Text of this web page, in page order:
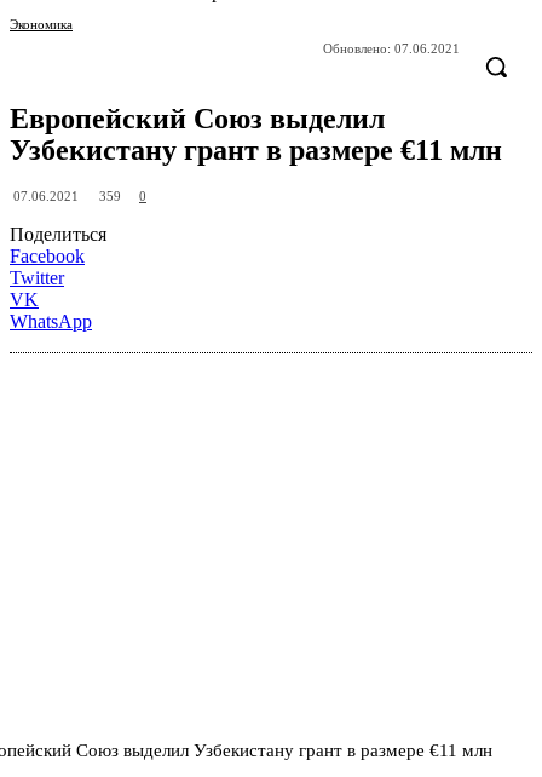
Экономика
Обновлено: 07.06.2021
Европейский Союз выделил
Узбекистану грант в размере €11 млн
07.06.2021 359 0
Поделиться
Facebook
Twitter
VK
WhatsApp